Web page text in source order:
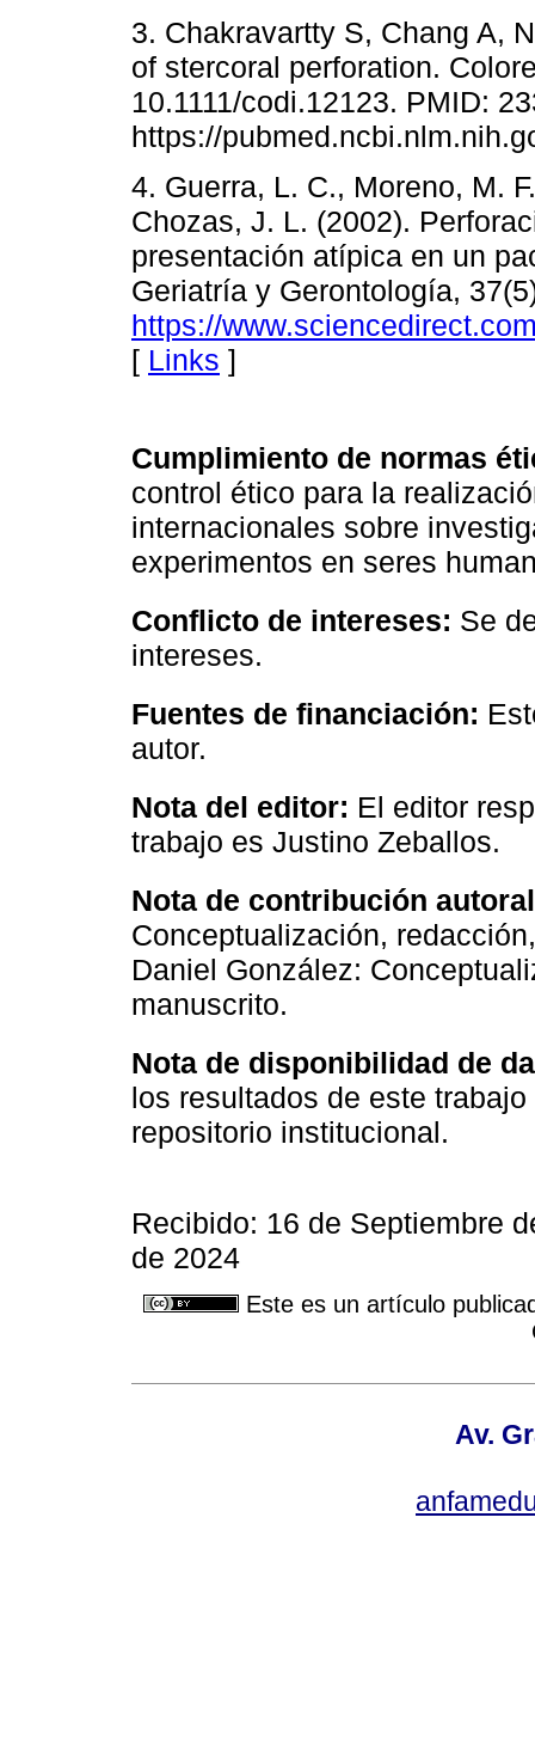
3. Chakravartty S, Chang A,
of stercoral perforation.
10.1111/codi.12123. PMID:
https://
4. Guerra, L. C., Moreno, M.
Chozas, J. L. (2002).
presentación atípica en un
Geriatría y Gerontología,
https://
[ Links ]
Cumplimiento de normas
control ético para la
internacionales sobre
experimentos en seres
Conflicto de intereses: Se
intereses.
Fuentes de financiación:
autor.
Nota del editor: El editor
trabajo es Justino Zeballos.
Nota de contribución
Conceptualización,
Daniel González:
manuscrito.
Nota de disponibilidad de
los resultados de este
repositorio institucional.
Recibido: 16 de Septiembre
de 2024
Este es un artículo
Av.